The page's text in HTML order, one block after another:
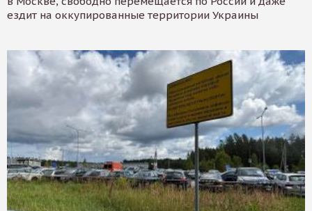
ездит на оккупированные территории Украины